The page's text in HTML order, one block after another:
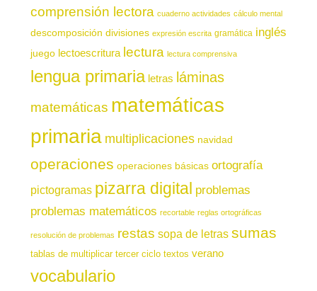
comprensión lectora cuaderno actividades cálculo mental
descomposición divisiones expresión escrita gramática inglés
juego lectoescritura lectura lectura comprensiva
lengua primaria letras láminas
matemáticas matemáticas
primaria multiplicaciones navidad
operaciones operaciones básicas ortografía
pictogramas pizarra digital problemas
problemas matemáticos recortable reglas ortográficas
resolución de problemas restas sopa de letras sumas
tablas de multiplicar tercer ciclo textos verano
vocabulario